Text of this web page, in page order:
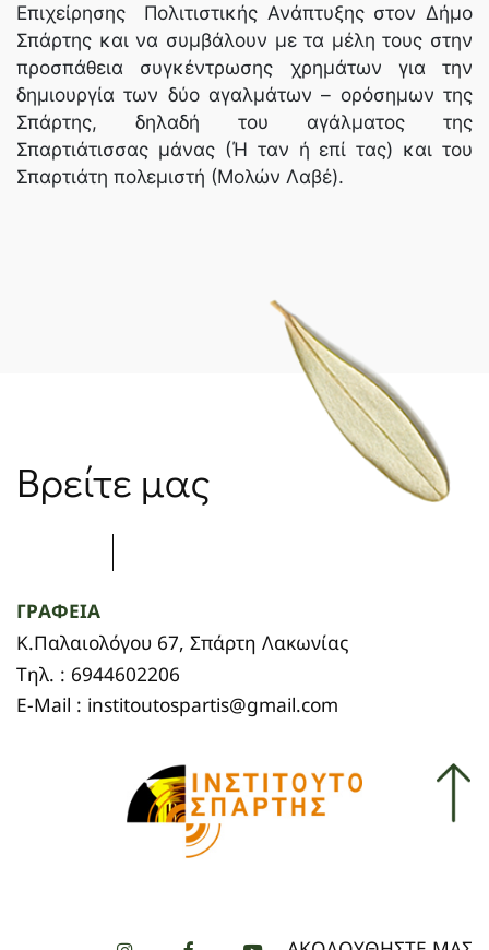
Επιχείρησης Πολιτιστικής Ανάπτυξης στον Δήμο
Σπάρτης και να συμβάλουν με τα μέλη τους στην
προσπάθεια συγκέντρωσης χρημάτων για την
δημιουργία των δύο αγαλμάτων – ορόσημων της
Σπάρτης, δηλαδή του αγάλματος της
Σπαρτιάτισσας μάνας (Ή ταν ή επί τας) και του
Σπαρτιάτη πολεμιστή (Μολών Λαβέ).
Βρείτε μας
ΓΡΑΦΕΙΑ
Κ.Παλαιολόγου 67, Σπάρτη Λακωνίας
Τηλ. : 6944602206
E-Mail : institoutospartis@gmail.com